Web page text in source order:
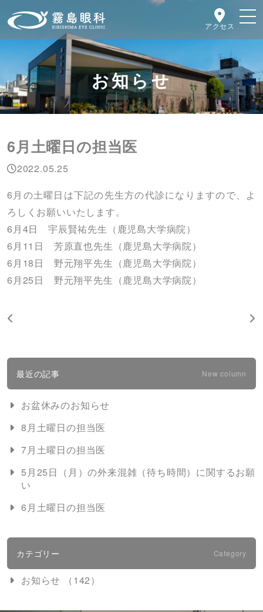
アクセス
お知らせ
6月土曜日の担当医
2022.05.25
6月の土曜日は下記の先生方の代診になりますので、よ
ろしくお願いいたします。
6月4日 宇辰賢祐先生（鹿児島大学病院）
6月11日 芳原直也先生（鹿児島大学病院）
6月18日 野元翔平先生（鹿児島大学病院）
6月25日 野元翔平先生（鹿児島大学病院）
最近の記事 New column
お盆休みのお知らせ
8月土曜日の担当医
7月土曜日の担当医
5月25日（月）の外来混雑（待ち時間）に関するお願
い
6月土曜日の担当医
カテゴリー Category
お知らせ （142）